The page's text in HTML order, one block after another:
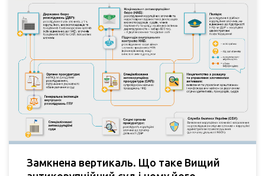
Замкнена вертикаль. Що таке Вищий